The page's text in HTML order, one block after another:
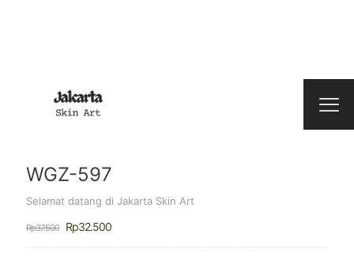
WGZ-597
Selamat datang di Jakarta Skin Art
Rp37.500
Harga
adalah:
Rp32.500Harga
ini